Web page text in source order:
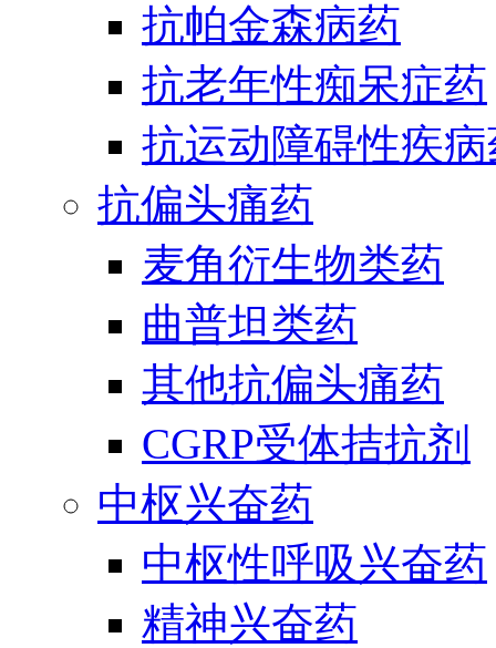
抗帕金森病药
抗老年性痴呆症药
抗运动障碍性疾
抗偏头痛药
麦角衍生物类药
曲普坦类药
其他抗偏头痛药
CGRP受体拮抗剂
中枢兴奋药
中枢性呼吸兴奋药
精神兴奋药